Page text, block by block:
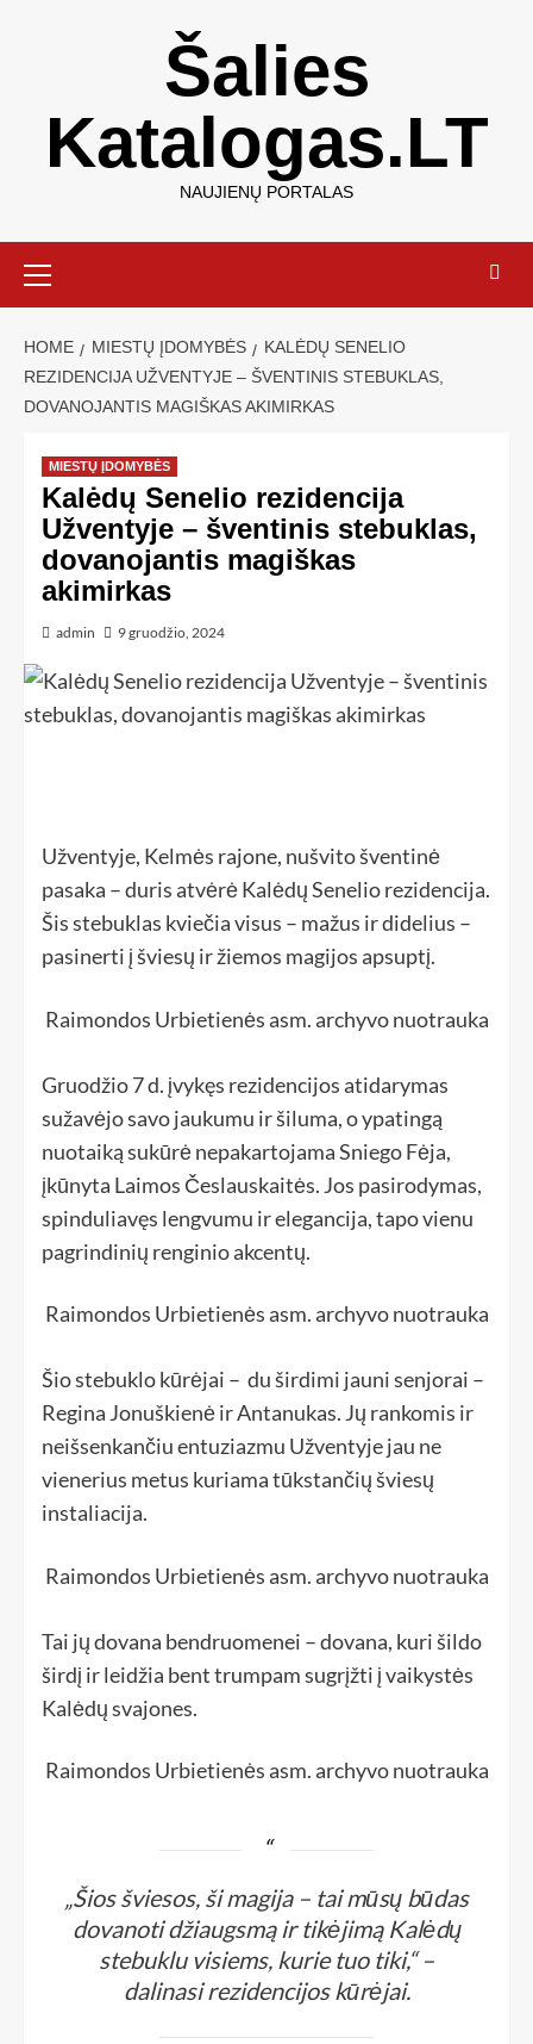
Šalies
Katalogas.LT
NAUJIENŲ PORTALAS
HOME MIESTŲ ĮDOMYBĖS
KALĖDŲ SENELIO
REZIDENCIJA UŽVENTYJE – ŠVENTINIS STEBUKLAS,
DOVANOJANTIS MAGIŠKAS AKIMIRKAS
MIESTŲ ĮDOMYBĖS
Kalėdų Senelio rezidencija
Užventyje – šventinis stebuklas,
dovanojantis magiškas
akimirkas
admin 9 gruodžio, 2024
Užventyje, Kelmės rajone, nušvito šventinė
pasaka – duris atvėrė Kalėdų Senelio rezidencija.
Šis stebuklas kviečia visus – mažus ir didelius –
pasinerti į šviesų ir žiemos magijos apsuptį.
Raimondos Urbietienės asm. archyvo nuotrauka
Gruodžio 7 d. įvykęs rezidencijos atidarymas
sužavėjo savo jaukumu ir šiluma, o ypatingą
nuotaiką sukūrė nepakartojama Sniego Fėja,
įkūnyta Laimos Česlauskaitės. Jos pasirodymas,
spinduliavęs lengvumu ir elegancija, tapo vienu
pagrindinių renginio akcentų.
Raimondos Urbietienės asm. archyvo nuotrauka
Šio stebuklo kūrėjai – du širdimi jauni senjorai –
Regina Jonuškienė ir Antanukas. Jų rankomis ir
neišsenkančiu entuziazmu Užventyje jau ne
vienerius metus kuriama tūkstančių šviesų
instaliacija.
Raimondos Urbietienės asm. archyvo nuotrauka
Tai jų dovana bendruomenei – dovana, kuri šildo
širdį ir leidžia bent trumpam sugrįžti į vaikystės
Kalėdų svajones.
Raimondos Urbietienės asm. archyvo nuotrauka
„Šios šviesos, ši magija – tai mūsų būdas
dovanoti džiaugsmą ir tikėjimą Kalėdų
stebuklu visiems, kurie tuo tiki,“ –
dalinasi rezidencijos kūrėjai.